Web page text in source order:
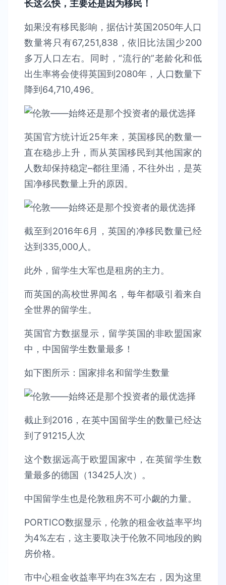
长这么快，主要还是因为移民！
如果没有移民影响，据估计英国2050年人口
数量将只有67,251,838，依旧比法国少200
多万人口左右。同时，“流行的”老龄化和低
出生率将会使得英国到2080年，人口数量下
降到64,710,496。
英国官方统计近25年来，英国移民的数量一
直在稳步上升，而从英国移民到其他国家的
人数却保持稳定–都往里涌，不往外出，是英
国净移民数量上升的原因。
截至到2016年6月，英国的净移民数量已经
达到335,000人。
此外，留学生大军也是租房的主力。
而英国的高校世界闻名，每年都吸引着来自
全世界的留学生。
英国官方数据显示，留学英国的非欧盟国家
中，中国留学生数量最多！
如下图所示：国家排名和留学生数量
截止到2016，在英中国留学生的数量已经达
到了91215人次
这个数据远高于欧盟国家中，在英留学生数
量最多的德国（13425人次）。
中国留学生也是伦敦租房不可小觑的力量。
PORTICO数据显示，伦敦的租金收益率平均
为4%左右，这主要取决于伦敦不同地段的购
房价格。
市中心租金收益率平均在3%左右，因为这里